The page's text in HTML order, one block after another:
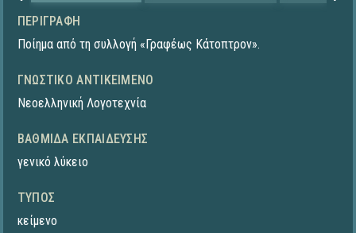
ΠΕΡΙΓΡΑΦΉ
Ποίημα από τη συλλογή «Γραφέως Κάτοπτρον».
ΓΝΩΣΤΙΚΌ ΑΝΤΙΚΕΊΜΕΝΟ
Νεοελληνική Λογοτεχνία
ΒΑΘΜΊΔΑ ΕΚΠΑΊΔΕΥΣΗΣ
γενικό λύκειο
ΤΎΠΟΣ
κείμενο